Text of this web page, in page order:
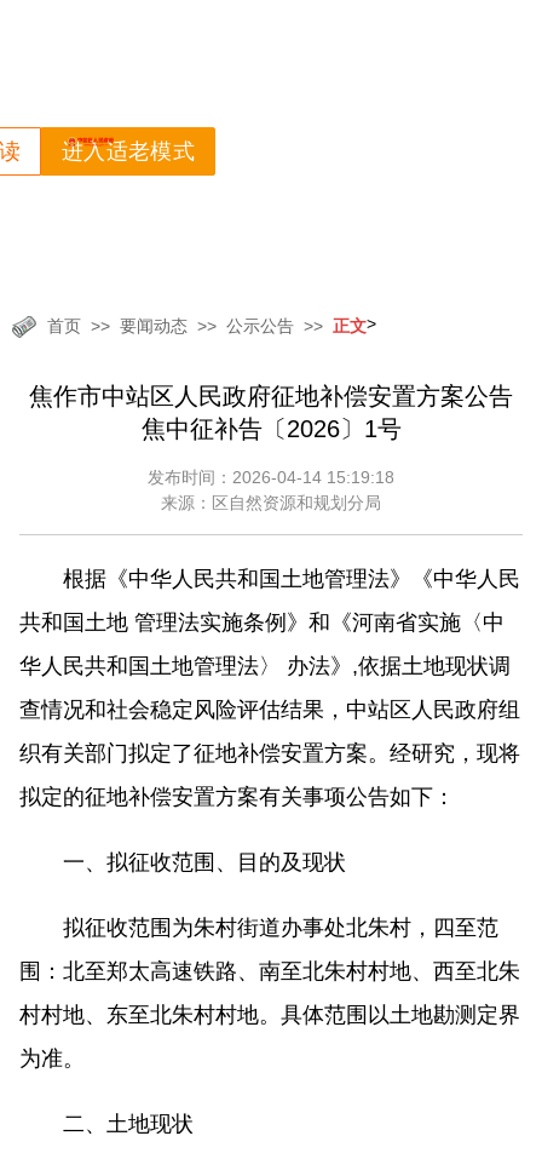
进入适老模式
首页 要闻动态 >
公示公告 正文
焦作市中站区人民政府征地补偿安置方案公告
焦中征补告〔2026〕1号
发布时间：2026-04-14 15:19:18
来源：区自然资源和规划分局
根据《中华人民共和国土地管理法》《中华人民
共和国土地 管理法实施条例》和《河南省实施〈中
华人民共和国土地管理法〉 办法》,依据土地现状调
查情况和社会稳定风险评估结果，中站区人民政府组
织有关部门拟定了征地补偿安置方案。经研究，现将
拟定的征地补偿安置方案有关事项公告如下：
一、拟征收范围、目的及现状
拟征收范围为朱村街道办事处北朱村，四至范
围：北至郑太高速铁路、南至北朱村村地、西至北朱
村村地、东至北朱村村地。具体范围以土地勘测定界
为准。
二、土地现状